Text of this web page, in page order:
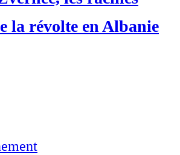
la révolte en Albanie